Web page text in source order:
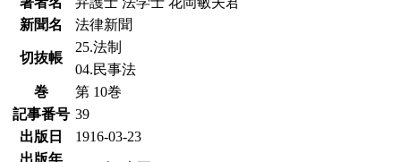
新聞名
法律新聞
切抜帳
25.法制
04.民事法
巻
第 10巻
記事番号 39
出版日
1916-03-23
出版年